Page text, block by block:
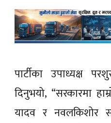
पार्टीका उपाध्यक्ष
दिनुभयो, “सरकारमा
यादव र नवलकिशोर